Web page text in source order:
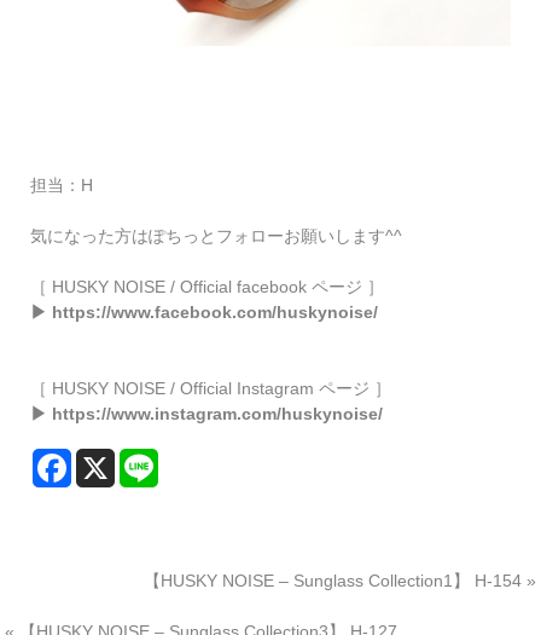
担当：H
気になった方はぽちっとフォローお願いします^^
［ HUSKY NOISE / Official facebook ページ ］
▶ https://www.facebook.com/huskynoise/
［ HUSKY NOISE / Official Instagram ページ ］
▶ https://www.instagram.com/huskynoise/
【HUSKY NOISE – Sunglass Collection1】 H-154»
« 【HUSKY NOISE – Sunglass Collection3】 H-127